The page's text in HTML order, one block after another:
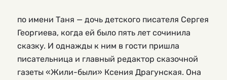
по имени Таня — дочь детского писателя Сергея
Георгиева, когда ей было пять лет сочинила
сказку. И однажды к ним в гости пришла
писательница и главный редактор сказочной
газеты «Жили-были» Ксения Драгунская. Она